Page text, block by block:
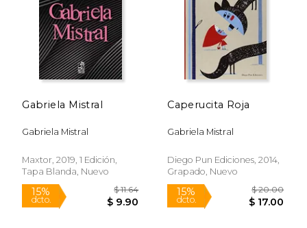
15%
dcto. $ 16.96
15%
Gabriela Mistral
Gabriela Mistral
Maxtor, 2019, 1 Edición,
Tapa Blanda, Nuevo
Caperucita Roja
Gabriela Mistral
Diego Pun Ediciones, 2014,
Grapado, Nuevo